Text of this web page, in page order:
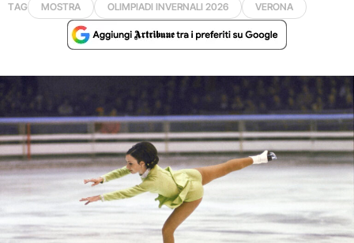
TAG MOSTRA OLIMPIADI INVERNALI 2026 VERONA